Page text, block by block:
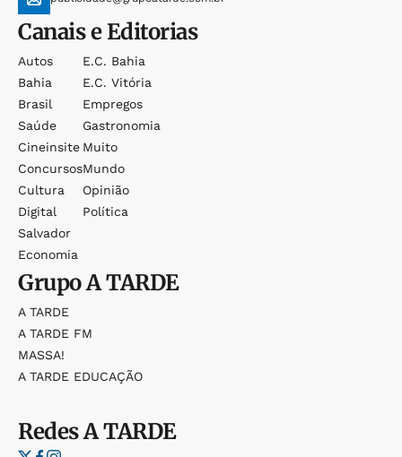
Canais e Editorias
Autos
Bahia
Brasil
Saúde
Cineinsite
Concursos
Cultura
Digital
Salvador
Economia
E.c. Bahia
E.c. Vitória
Empregos
Gastronomia
Muito
Mundo
Opinião
Política
GrupoA TARDE
A TARDE
A TARDE FM
MASSA!
A TARDE EDUCAÇÃO
RedesA TARDE